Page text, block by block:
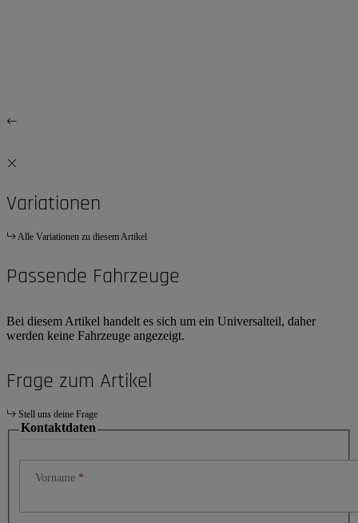
Variationen
Alle Variationen zu diesem Artikel
Passende Fahrzeuge
Bei diesem Artikel handelt es sich um ein Universalteil, daher
werden keine Fahrzeuge angezeigt.
Frage zum Artikel
Stell uns deine Frage
Kontaktdaten
Vorname